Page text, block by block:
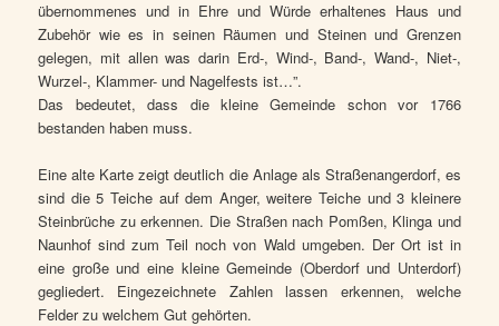
übernommenes und in Ehre und Würde erhaltenes Haus und
Zubehör wie es in seinen Räumen und Steinen und Grenzen
gelegen, mit allen was darin Erd-, Wind-, Band-, Wand-, Niet-,
Wurzel-, Klammer- und Nagelfests ist…”.
Das bedeutet, dass die kleine Gemeinde schon vor 1766
bestanden haben muss.
Eine alte Karte zeigt deutlich die Anlage als Straßenangerdorf, es
sind die 5 Teiche auf dem Anger, weitere Teiche und 3 kleinere
Steinbrüche zu erkennen. Die Straßen nach Pomßen, Klinga und
Naunhof sind zum Teil noch von Wald umgeben. Der Ort ist in
eine große und eine kleine Gemeinde (Oberdorf und Unterdorf)
gegliedert. Eingezeichnete Zahlen lassen erkennen, welche
Felder zu welchem Gut gehörten.